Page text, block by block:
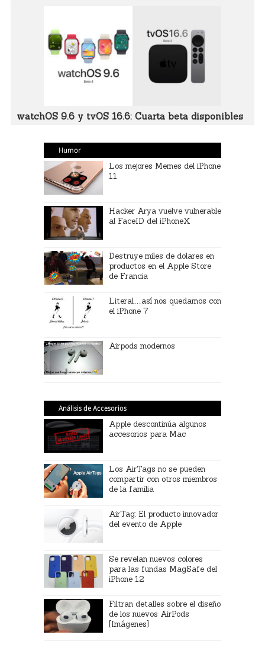
watchOS 9.6 y tvOS 16.6: Cuarta beta disponibles
Humor
Los mejores Memes del iPhone
11
Hacker Arya vuelve vulnerable
al FaceID del iPhoneX
Destruye miles de dolares en
productos en el Apple Store
de Francia
Literal…así nos quedamos con
el iPhone 7
Airpods modernos
Análisis de Accesorios
Apple descontinúa algunos
accesorios para Mac
Los AirTags no se pueden
compartir con otros miembros
de la familia
AirTag: El producto innovador
del evento de Apple
Se revelan nuevos colores
para las fundas MagSafe del
iPhone 12
Filtran detalles sobre el diseño
de los nuevos AirPods
[Imágenes]